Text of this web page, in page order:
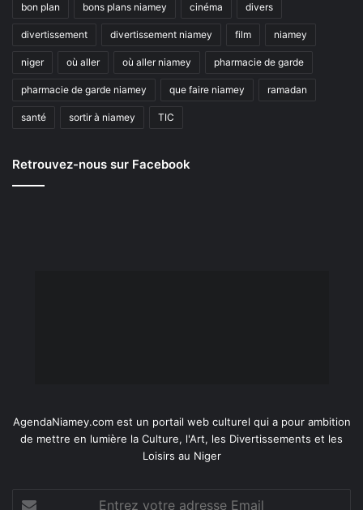
bon plan bons plans niamey cinéma divers
divertissement divertissement niamey film niamey
niger où aller où aller niamey pharmacie de garde
pharmacie de garde niamey que faire niamey ramadan
santé sortir à niamey TIC
Retrouvez-nous sur Facebook
AgendaNiamey.com est un portail web culturel qui a pour ambition
de mettre en lumière la Culture, l'Art, les Divertissements et les
Loisirs au Niger
Entrez